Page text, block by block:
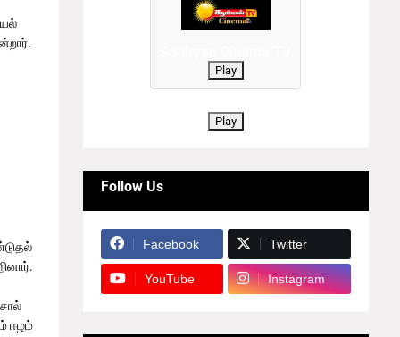
ஈழம்
Play
Play
Follow Us
Facebook Twitter
YouTube Instagram